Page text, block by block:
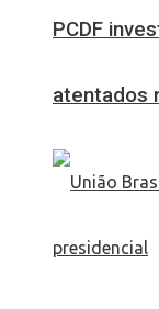
PCDF
atentados